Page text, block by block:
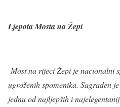
Ljepota Mosta na Žepi
Most na rijeci Žepi je nacionalni
ugroženih spomenika. Sagrađen
jednu od najljepših i